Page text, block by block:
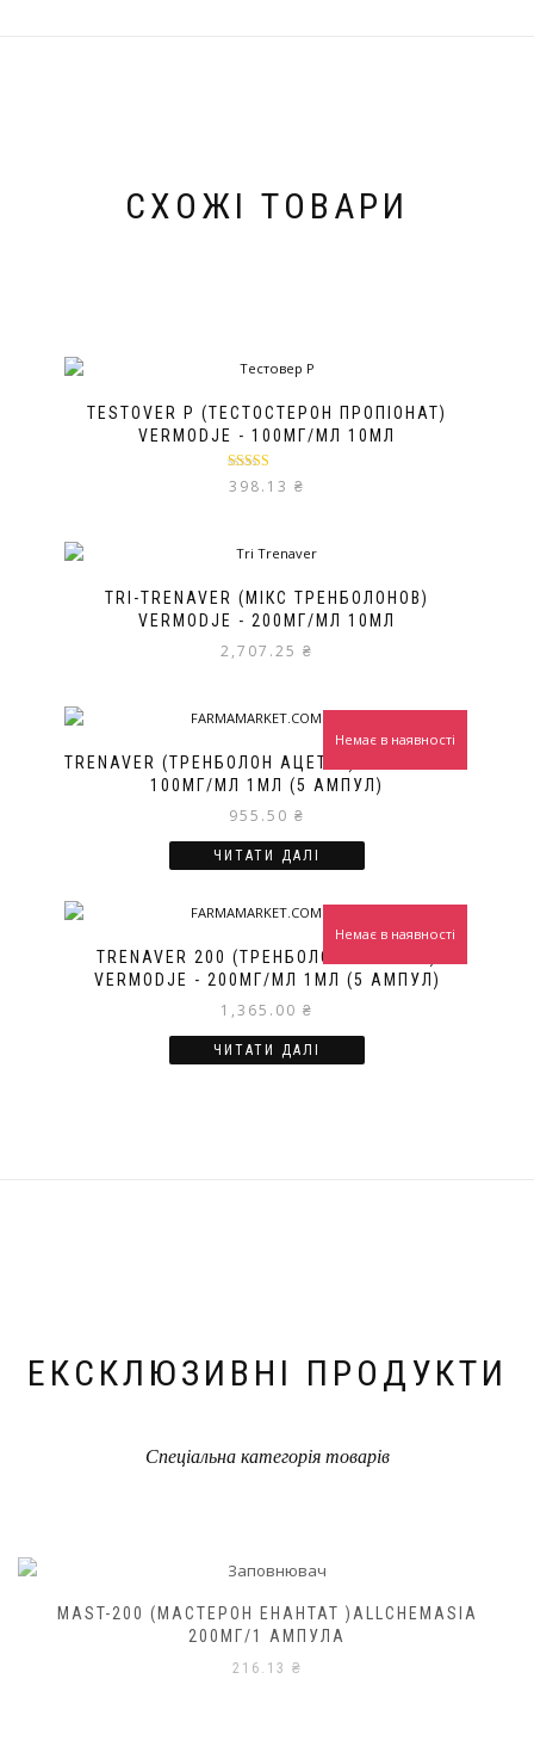
СХОЖІ ТОВАРИ
TESTOVER P (ТЕСТОСТЕРОН ПРОПІОНАТ)
VERMODJE - 100МГ/МЛ 10МЛ
Оцінено в
5.00 з 5
398.13 ₴
TRI-TRENAVER (МІКС ТРЕНБОЛОНОВ)
VERMODJE - 200МГ/МЛ 10МЛ
2,707.25 ₴
TRENAVER (ТРЕНБОЛОН АЦЕТАТ) VERMODJE -
100МГ/МЛ 1МЛ (5 АМПУЛ)
955.50 ₴
Немає в наявності
ЧИТАТИ ДАЛІ
TRENAVER 200 (ТРЕНБОЛОН ЕНАНТАТ)
VERMODJE - 200МГ/МЛ 1МЛ (5 АМПУЛ)
1,365.00 ₴
Немає в наявності
ЧИТАТИ ДАЛІ
ЕКСКЛЮЗИВНІ ПРОДУКТИ
Спеціальна категорія товарів
MAST-200 (МАСТЕРОН ЕНАНТАТ )ALLCHEMASIA
200МГ/1 АМПУЛА
216.13 ₴